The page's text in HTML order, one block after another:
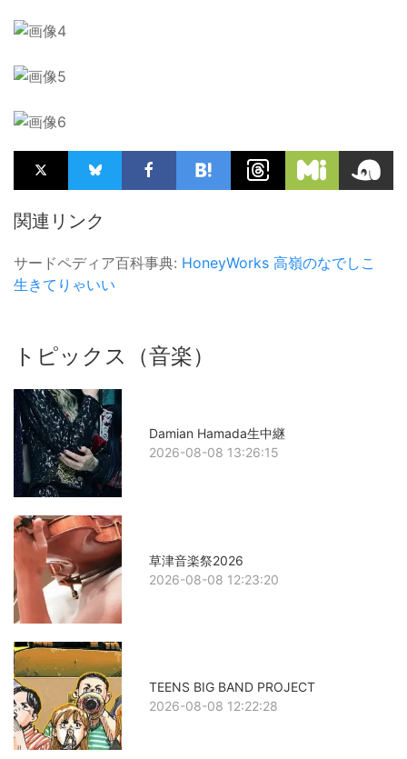
関連リンク
サードペディア百科事典: HoneyWorks 高嶺のなでしこ
生きてりゃいい
トピックス（音楽）
Damian Hamada生中継
2026-08-08 13:26:15
草津音楽祭2026
2026-08-08 12:23:20
TEENS BIG BAND PROJECT
2026-08-08 12:22:28